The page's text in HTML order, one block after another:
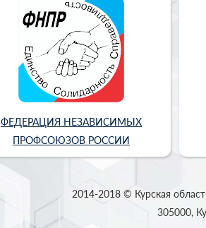
ФЕДЕРАЦИЯ НЕЗАВИСИМЫХ
ПРОФСОЮЗОВ РОССИИ
2014-2018 © Курская
305000,